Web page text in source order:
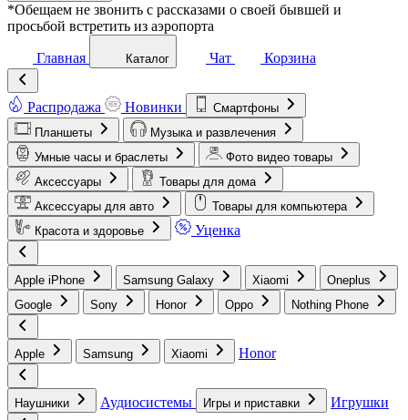
*Обещаем не звонить с рассказами о своей бывшей и
просьбой встретить из аэропорта
Главная Каталог Чат Корзина
Распродажа Новинки
Смартфоны
Планшеты
Музыка и развлечения
Умные часы и браслеты
Фото видео товары
Аксессуары
Товары для дома
Аксессуары для авто
Товары для компьютера
Красота и здоровье
Уценка
Apple iPhone Samsung Galaxy Xiaomi
Oneplus
Google
Sony Honor Oppo Nothing Phone
Apple Samsung Xiaomi Honor
Наушники Аудиосистемы Игры и приставки Игрушки